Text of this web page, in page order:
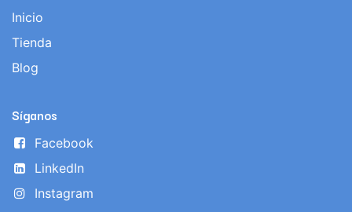
Inicio
Tienda
Blog
Síganos
Facebook
LinkedIn
Instagram